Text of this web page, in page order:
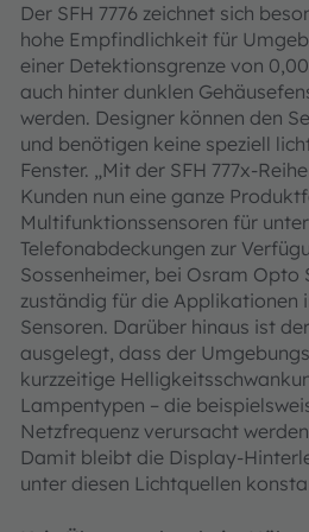
Der SFH 7776 zeichnet sich
hohe Empfindlichkeit für
einer Detektionsgrenze von
auch hinter dunklen
werden. Designer können den
und benötigen keine speziell
Fenster. „Mit der SFH 777x-
Kunden nun eine ganze
Multifunktionssensoren für
Telefonabdeckungen zur
Sossenheimer, bei Osram Opto
zuständig für die Applikationen
Sensoren. Darüber hinaus ist
ausgelegt, dass der
kurzzeitige
Lampentypen – die
Netzfrequenz verursacht
Damit bleibt die Display-
unter diesen Lichtquellen